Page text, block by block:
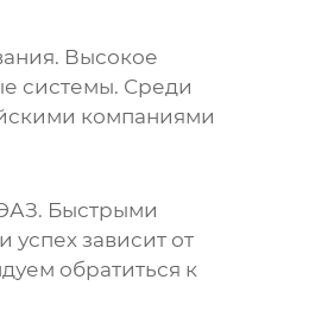
Высокое
системы. Среди
компаниями
. Быстрыми
зависит от
обратиться к